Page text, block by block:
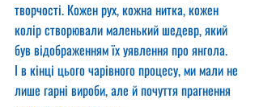
творчості. Кожен рух, кожна нитка, кожен
колір створювали маленький шедевр, який
був відображенням їх уявлення про янгола.
І в кінці цього чарівного процесу, ми мали не
лише гарні вироби, але й почуття прагнення